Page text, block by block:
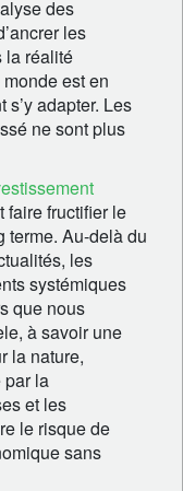
des
les
la réalité
est en
adapter. Les
ne sont plus
faire fructifier le
terme. Au-delà du
les
systémiques
que nous
à savoir une
la nature,
par la
et les
le risque de
sans